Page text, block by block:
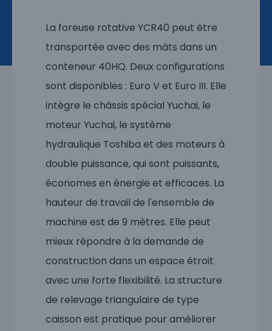
La foreuse rotative YCR40 peut être
transportée avec des mâts dans un
conteneur 40HQ. Deux configurations
sont disponibles : Euro V et Euro III. Elle
intègre le châssis spécial Yuchai, le
moteur Yuchai, le système
hydraulique Toshiba et des moteurs à
double puissance, qui sont puissants,
économes en énergie et efficaces. La
hauteur de travail de l'ensemble de
machine est de 9 mètres. Elle peut
mieux répondre à la demande de
construction dans un espace étroit
avec une forte flexibilité. La structure
de relevage triangulaire de type
caisson est pratique pour améliorer